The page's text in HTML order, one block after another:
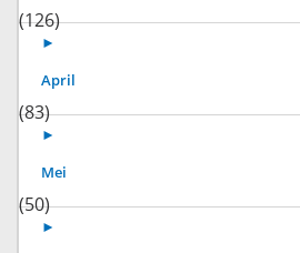
(126)
►
April
(83)
►
Mei
(50)
►